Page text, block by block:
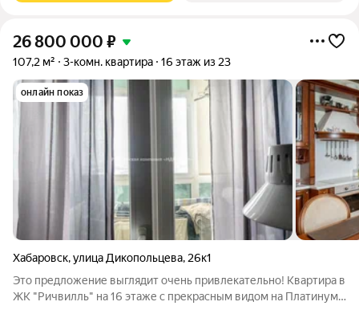
26 800 000 ₽
107,2 м² 3-комн. квартира 16 этаж из 23
онлайн показ
Хабаровск,улица Дикопольцева, 26к1
Это предложение выглядит очень привлекательно! Квартира в
ЖК "Ричвилль" на 16 этаже с прекрасным видом на Платинум